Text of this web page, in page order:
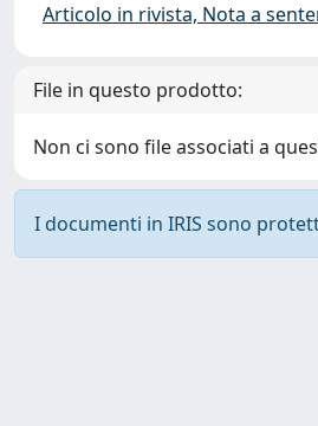
Articolo in rivista, Nota a
File in questo prodotto:
Non ci sono file associati a
I documenti in IRIS sono